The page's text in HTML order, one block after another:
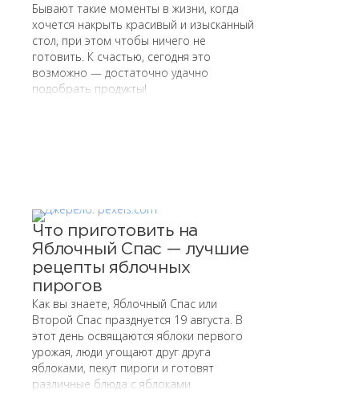
Бывают такие моменты в жизни, когда
хочется накрыть красивый и изысканный
стол, при этом чтобы ничего не
готовить. К счастью, сегодня это
возможно — достаточно удачно
подобрать продукты!
Что приготовить на
Яблочный Спас — лучшие
рецепты яблочных
пирогов
Как вы знаете, Яблочный Спас или
Второй Спас празднуется 19 августа. В
этот день освящаются яблоки первого
урожая, люди угощают друг друга
яблоками, пекут пироги и готовят
различные блюда с яблоками.